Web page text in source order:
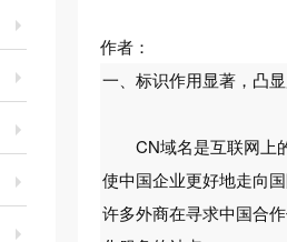
作者：
一、标识作用显著，凸
CN域名是互联网上的
使中国企业更好地走向
许多外商在寻求中国合